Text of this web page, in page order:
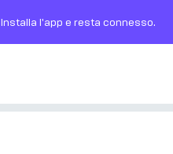
Installa l'app e resta connesso.